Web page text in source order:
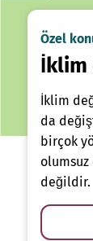
Özel
İklim
İklim
da
birçok
olumsuz
değildir.